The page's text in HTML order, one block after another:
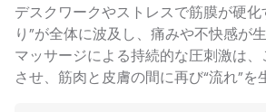
デスクワークやストレスで筋膜が硬化
り”が全体に波及し、痛みや不快感が生
マッサージによる持続的な圧刺激は
させ、筋肉と皮膚の間に再び“流れ”を